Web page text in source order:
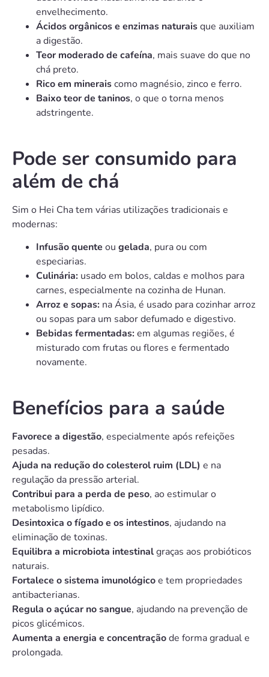
envelhecimento.
Ácidos orgânicos e enzimas naturaisque auxiliam
a digestão.
Teor moderado de cafeína, mais suave do que no
chá preto.
Rico em mineraiscomo magnésio, zinco e ferro.
Baixo teor de taninos, o que o torna menos
adstringente.
Pode ser consumido para
além de chá
Sim o Hei Cha tem várias utilizações tradicionais e
modernas:
Infusão quente ou gelada, pura ou com
especiarias.
Culinária: usado em bolos, caldas e molhos para
carnes, especialmente na cozinha de Hunan.
Arroz e sopas: na Ásia, é usado para cozinhar arroz
ou sopas para um sabor defumado e digestivo.
Bebidas fermentadas:em algumas regiões, é
misturado com frutas ou flores e fermentado
novamente.
Benefícios para a saúde
Favorece a digestão, especialmente após refeições
pesadas.
Ajuda na redução do colesterol ruim (LDL) e na
regulação da pressão arterial.
Contribui para a perda de peso, ao estimular o
metabolismo lipídico.
Desintoxica o fígado e os intestinos, ajudando na
eliminação de toxinas.
Equilibra a microbiota intestinalgraças aos probióticos
naturais.
Fortalece o sistema imunológicoe tem propriedades
antibacterianas.
Regula o açúcar no sangue, ajudando na prevenção de
picos glicémicos.
Aumenta a energia e concentraçãode forma gradual e
prolongada.